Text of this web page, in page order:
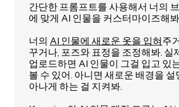
간단한 프롬프트를 사용해서 너의
에 맞게 AI 인물을 커스터마이즈해
너의 AI 인물에 새로운 옷을 입혀주
꾸거나, 포즈와 표정을 조정해봐. 실
업로드하면 AI 인물이 그걸 입고 있
볼 수 있어. 아니면 새로운 배경을
아나게 하는 걸 지켜봐.